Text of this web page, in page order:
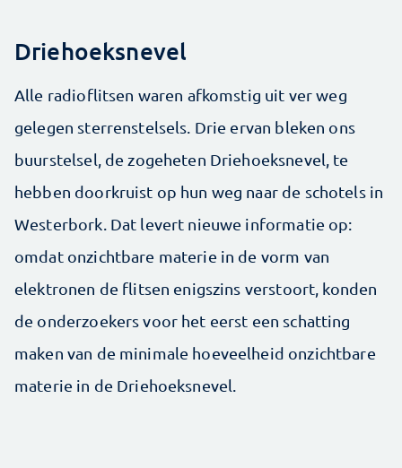
Driehoeksnevel
Alle radioflitsen waren afkomstig uit ver weg
gelegen sterrenstelsels. Drie ervan bleken ons
buurstelsel, de zogeheten Driehoeksnevel, te
hebben doorkruist op hun weg naar de schotels in
Westerbork. Dat levert nieuwe informatie op:
omdat onzichtbare materie in de vorm van
elektronen de flitsen enigszins verstoort, konden
de onderzoekers voor het eerst een schatting
maken van de minimale hoeveelheid onzichtbare
materie in de Driehoeksnevel.